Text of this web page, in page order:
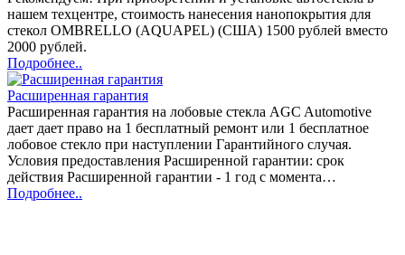
нашем техцентре, стоимость нанесения нанопокрытия для
стекол OMBRELLO (AQUAPEL) (США) 1500 рублей вместо
2000 рублей.
Подробнее..
Расширенная гарантия
Расширенная гарантия на лобовые стекла AGC Automotive
дает дает право на 1 бесплатный ремонт или 1 бесплатное
лобовое стекло при наступлении Гарантийного случая.
Условия предоставления Расширенной гарантии: срок
действия Расширенной гарантии - 1 год с момента…
Подробнее..